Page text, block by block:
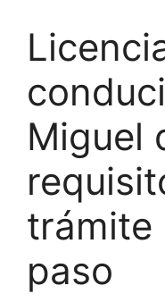
Miguel
trámite
paso